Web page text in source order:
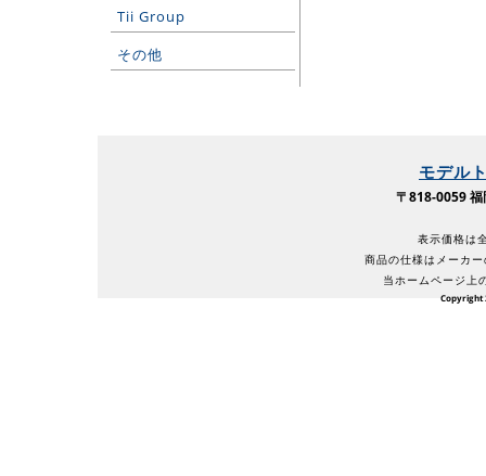
Tii Group
その他
モデル
〒818-0059
表示価格は
商品の仕様はメーカ
当ホームページ上
Copyright